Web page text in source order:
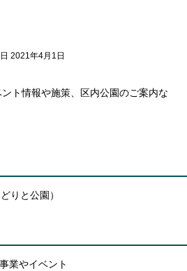
2021年4月1日
ト情報や施策、区内公園のご案内な
りと公園）
業やイベント